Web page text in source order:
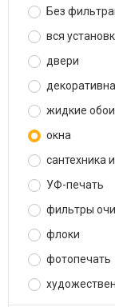
Без
вся
двери
жидкие обои
окна
сантехника
УФ-печать
фильтры
флоки
фотопечать